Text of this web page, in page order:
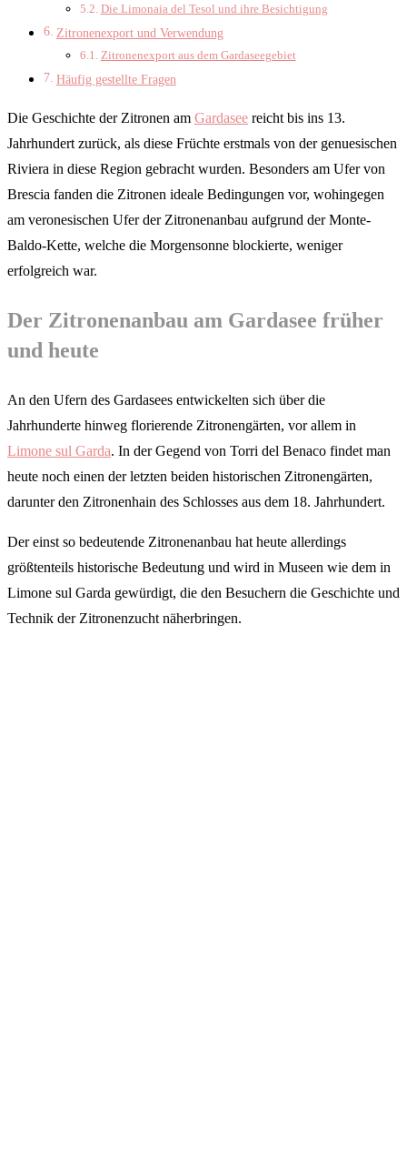
Die Limonaia del Tesol und ihre Besichtigung
Zitronenexport und Verwendung
Zitronenexport aus dem Gardaseegebiet
Häufig gestellte Fragen
Die Geschichte der Zitronen am Gardasee reicht bis ins 13.
Jahrhundert zurück, als diese Früchte erstmals von der genuesischen
Riviera in diese Region gebracht wurden. Besonders am Ufer von
Brescia fanden die Zitronen ideale Bedingungen vor, wohingegen
am veronesischen Ufer der Zitronenanbau aufgrund der Monte-
Baldo-Kette, welche die Morgensonne blockierte, weniger
erfolgreich war.
Der Zitronenanbau am Gardasee früher
und heute
An den Ufern des Gardasees entwickelten sich über die
Jahrhunderte hinweg florierende Zitronengärten, vor allem in
Limone sul Garda. In der Gegend von Torri del Benaco findet man
heute noch einen der letzten beiden historischen Zitronengärten,
darunter den Zitronenhain des Schlosses aus dem 18. Jahrhundert.
Der einst so bedeutende Zitronenanbau hat heute allerdings
größtenteils historische Bedeutung und wird in Museen wie dem in
Limone sul Garda gewürdigt, die den Besuchern die Geschichte und
Technik der Zitronenzucht näherbringen.